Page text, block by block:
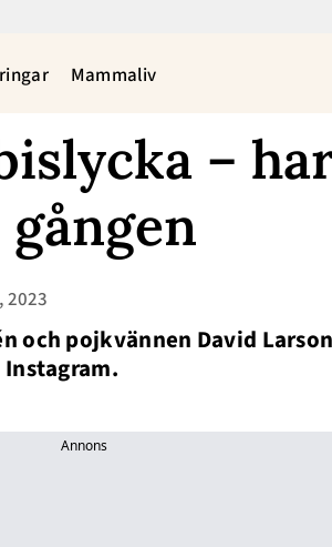
Mammaliv
–
2023
och pojkvännen David
Annons